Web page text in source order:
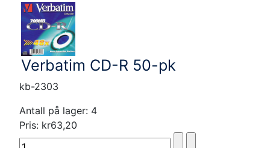
Verbatim CD-R 50-pk
kb-2303
Antall på lager: 4
Pris: kr63,20